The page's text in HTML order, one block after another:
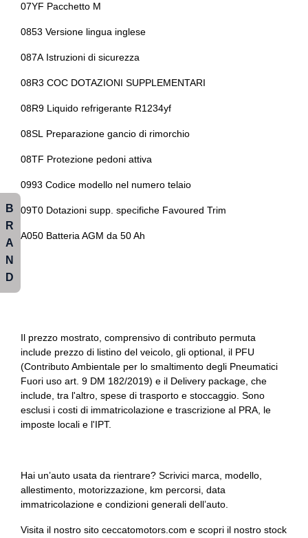
Volante sportivo
07YF Pacchetto M
0853 Versione lingua inglese
087A Istruzioni di sicurezza
08R3 COC DOTAZIONI SUPPLEMENTARI
08R9 Liquido refrigerante R1234yf
08SL Preparazione gancio di rimorchio
08TF Protezione pedoni attiva
0993 Codice modello nel numero telaio
09T0 Dotazioni supp. specifiche Favoured Trim
A050 Batteria AGM da 50 Ah
Il prezzo mostrato, comprensivo di contributo permuta
include prezzo di listino del veicolo, gli optional, il PFU
(Contributo Ambientale per lo smaltimento degli Pneumatici
Fuori uso art. 9 DM 182/2019) e il Delivery package, che
include, tra l'altro, spese di trasporto e stoccaggio. Sono
esclusi i costi di immatricolazione e trascrizione al PRA, le
imposte locali e l'IPT.
Hai un’auto usata da rientrare? Scrivici marca, modello,
allestimento, motorizzazione, km percorsi, data
immatricolazione e condizioni generali dell’auto.
Visita il nostro sito ceccatomotors.com e scopri il nostro stock
B
R
A
N
D